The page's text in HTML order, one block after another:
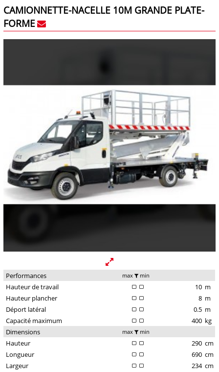
CAMIONNETTE-NACELLE 10M GRANDE PLATE-
FORME
Performances max min
Hauteur de travail 10 m
Hauteur plancher
8 m
Déport latéral
0.5 m
Capacité maximum
400 kg
Dimensions
max min
Hauteur 290 cm
Longueur
690 cm
Largeur
234 cm